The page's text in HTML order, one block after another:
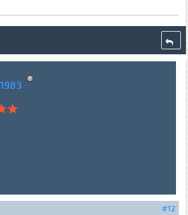
#12